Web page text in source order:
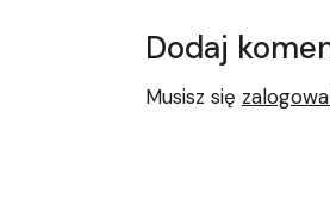
Dodaj
Musisz się